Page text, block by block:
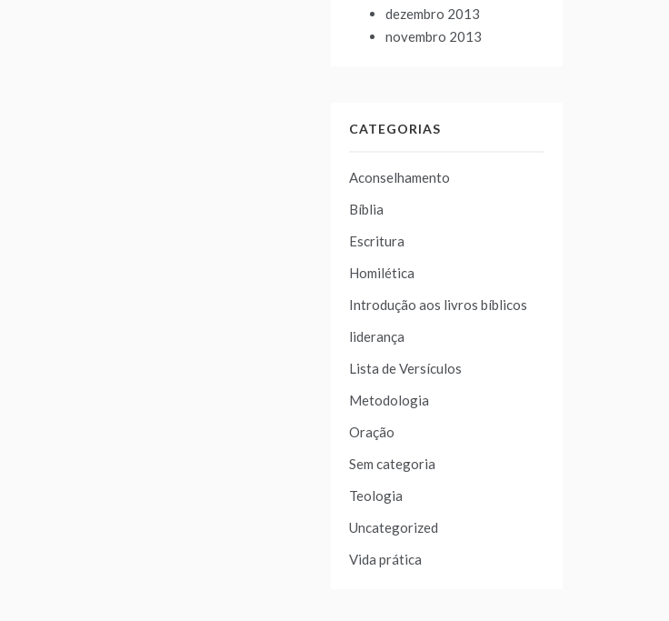
dezembro 2013
novembro 2013
CATEGORIAS
Aconselhamento
Bíblia
Escritura
Homilética
Introdução aos livros bíblicos
liderança
Lista de Versículos
Metodologia
Oração
Sem categoria
Teologia
Uncategorized
Vida prática